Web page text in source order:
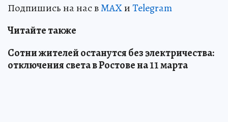
Подпишись на нас вMAXиTelegram
Читайте также
Сотни жителей останутся без электричества:
отключения света в Ростове на 11 марта